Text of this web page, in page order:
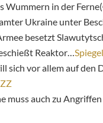
Wummern in der
Ukraine unter
besetzt
Reaktor…Spiegel
sich vor allem auf den
muss auch zu